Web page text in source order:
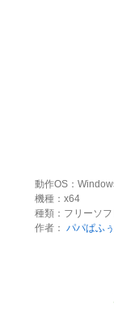
動作OS：
機種：x64
種類：フリーソフ
作者： パパぱふぅ